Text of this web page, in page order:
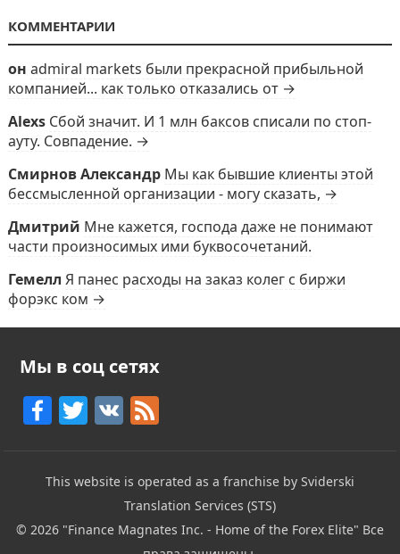
КОММЕНТАРИИ
он admiral markets были прекрасной прибыльной
компанией... как только отказались от →
Alexs Сбой значит. И 1 млн баксов списали по стоп-
ауту. Совпадение. →
Смирнов Александр Мы как бывшие клиенты этой
бессмысленной организации - могу сказать, →
Дмитрий Мне кажется, господа даже не понимают
части произносимых ими буквосочетаний.
Гемелл Я панес расходы на заказ колег с биржи
форэкс ком →
Мы в соц сетях
F
c
e
b
T
itt
er
V F
e
d
This website is operated as a franchise by Sviderski
Translation Services (STS)
© 2026 "Finance Magnates Inc. - Home of the Forex Elite" Все